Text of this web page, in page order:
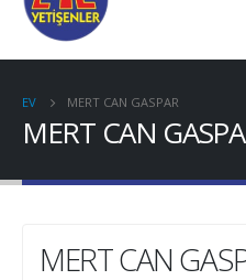
EV MERT CAN GASPAR
MERT CAN
MERT CAN